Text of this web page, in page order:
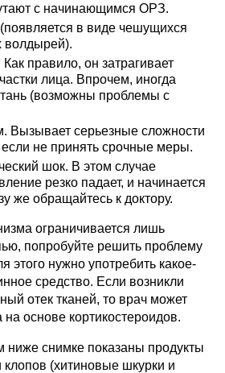
с начинающимся ОРЗ.
в виде чешущихся
волдырей).
правило, он затрагивает
лица. Впрочем, иногда
(возможны проблемы с
Вызывает серьезные сложности
не принять срочные меры.
шок. В этом случае
резко падает, и начинается
же обращайтесь к доктору.
ограничивается лишь
попробуйте решить проблему
этого нужно употребить какое-
средство. Если возникли
отек тканей, то врач может
на основе кортикостероидов.
ниже снимке показаны продукты
клопов (хитиновые шкурки и